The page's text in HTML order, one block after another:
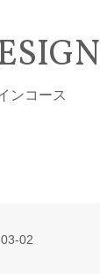
ンコース
02